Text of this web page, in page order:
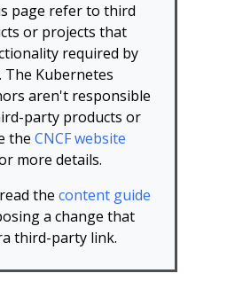
page refer to third
or projects that
required by
The Kubernetes
aren't responsible
party products or
the CNCF website
more details.
the content guide
a change that
third-party link.